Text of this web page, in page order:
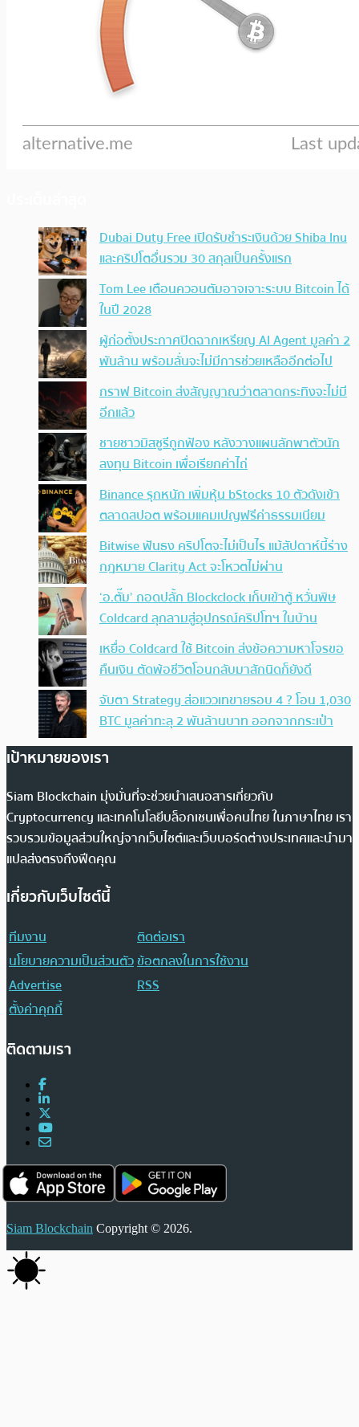
Dubai Duty Free เปิดรับชำระเงินด้วย Shiba Inu
และคริปโตอื่นรวม 30 สกุลเป็นครั้งแรก
Tom Lee เตือนควอนตัมอาจเจาะระบบ Bitcoin ได้
ในปี 2028
ผู้ก่อตั้งประกาศปิดฉากเหรียญ AI Agent มูลค่า 2
พันล้าน พร้อมลั่นจะไม่มีการช่วยเหลืออีกต่อไป
กราฟ Bitcoin ส่งสัญญาณว่าตลาดกระทิงจะไม่มี
อีกแล้ว
ชายชาวมิสซูรีถูกฟ้อง หลังวางแผนลักพาตัวนัก
ลงทุน Bitcoin เพื่อเรียกค่าไถ่
Binance รุกหนัก เพิ่มหุ้น bStocks 10 ตัวดังเข้า
ตลาดสปอต พร้อมแคมเปญฟรีค่าธรรมเนียม
Bitwise ฟันธง คริปโตจะไม่เป็นไร แม้สัปดาห์นี้ร่าง
กฎหมาย Clarity Act จะโหวตไม่ผ่าน
‘อ.ตั๊ม’ ถอดปลั้ก Blockclock เก็บเข้าตู้ หวั่นพิษ
Coldcard ลุกลามสู่อุปกรณ์คริปโทฯ ในบ้าน
เหยื่อ Coldcard ใช้ Bitcoin ส่งข้อความหาโจรขอ
คืนเงิน ตัดพ้อชีวิตโอนกลับมาสักนิดก็ยังดี
จับตา Strategy ส่อแววเทขายรอบ 4 ? โอน 1,030
BTC มูลค่าทะลุ 2 พันล้านบาท ออกจากกระเป๋า
เป้าหมายของเรา
Siam Blockchain มุ่งมั่นที่จะช่วยนำเสนอสารเกี่ยวกับ
Cryptocurrency และเทคโนโลยีบล็อกเชนเพื่อคนไทย ในภาษาไทย เรา
รวบรวมข้อมูลส่วนใหญ่จากเว็บไซต์และเว็บบอร์ดต่างประเทศและนำมา
แปลส่งตรงถึงฟีดคุณ
เกี่ยวกับเว็บไซต์นี้
ทีมงาน
ติดต่อเรา
นโยบายความเป็นส่วนตัวข้อตกลงในการใช้งาน
Advertise
RSS
ตั้งค่าคุกกี้
ติดตามเรา
Siam Blockchain Copyright © 2026.